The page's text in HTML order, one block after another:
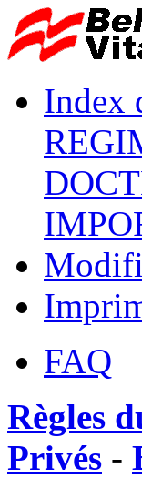
Index
FAQ
Règles
Privés -